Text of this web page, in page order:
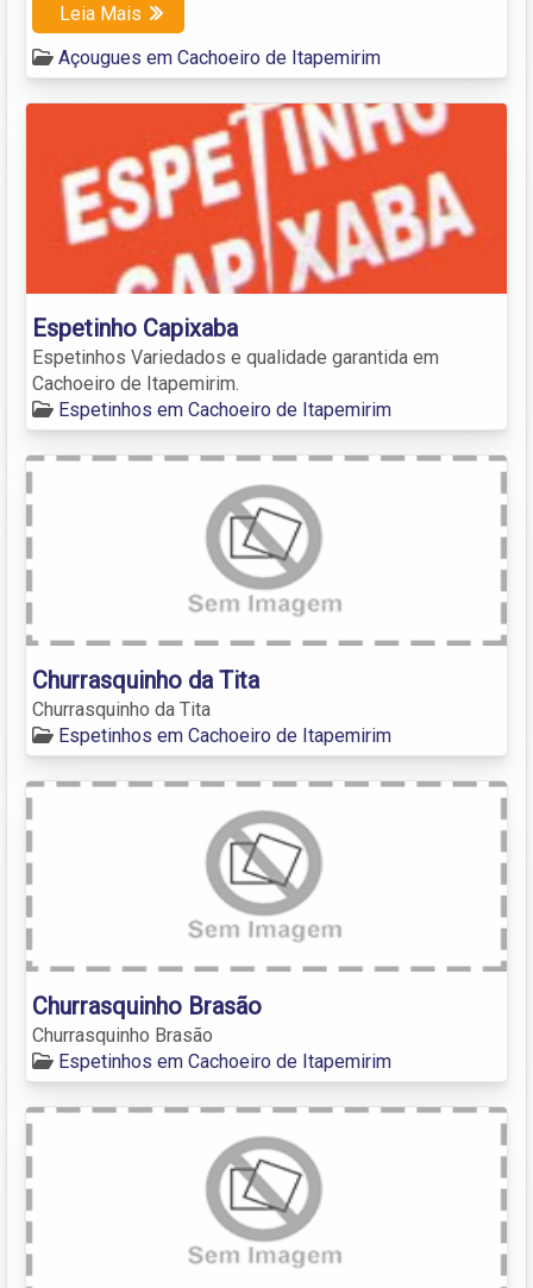
Leia Mais
Açougues em Cachoeiro de Itapemirim
Espetinho Capixaba
Espetinhos Variedados e qualidade garantida em
Cachoeiro de Itapemirim.
Espetinhos em Cachoeiro de Itapemirim
Churrasquinho da Tita
Churrasquinho da Tita
Espetinhos em Cachoeiro de Itapemirim
Churrasquinho Brasão
Churrasquinho Brasão
Espetinhos em Cachoeiro de Itapemirim